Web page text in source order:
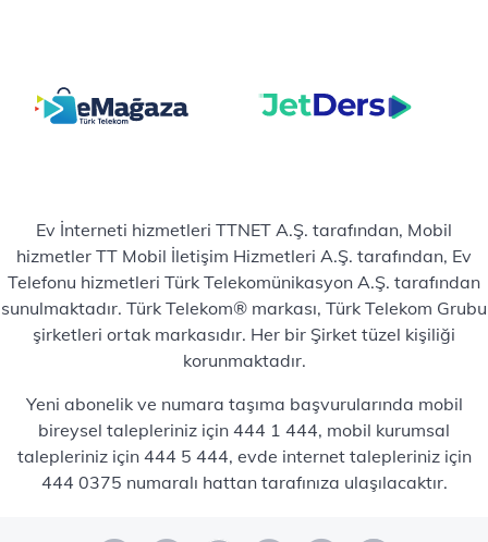
Ev İnterneti hizmetleri TTNET A.Ş. tarafından, Mobil
hizmetler TT Mobil İletişim Hizmetleri A.Ş. tarafından, Ev
Telefonu hizmetleri Türk Telekomünikasyon A.Ş. tarafından
sunulmaktadır. Türk Telekom® markası, Türk Telekom Grubu
şirketleri ortak markasıdır. Her bir Şirket tüzel kişiliği
korunmaktadır.
Yeni abonelik ve numara taşıma başvurularında mobil
bireysel talepleriniz için 444 1 444, mobil kurumsal
talepleriniz için 444 5 444, evde internet talepleriniz için
444 0375 numaralı hattan tarafınıza ulaşılacaktır.